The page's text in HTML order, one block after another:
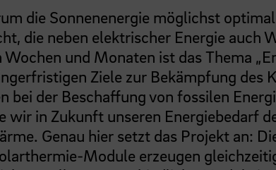
die Sonnenenergie möglichst
die neben elektrischer Energie auch
und Monaten ist das Thema
Ziele zur Bekämpfung des
bei der Beschaffung von fossilen
wir in Zukunft unseren Energiebedarf
Genau hier setzt das Projekt an:
Module erzeugen